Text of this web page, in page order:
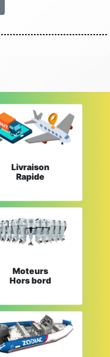
Livraison
Rapide
Moteurs
Hors bord